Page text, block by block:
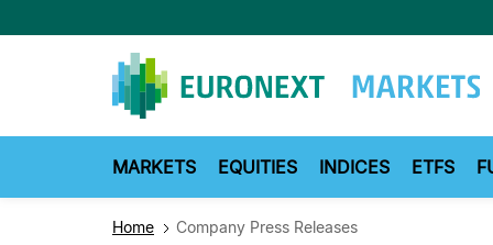
to
MARKETS EQUITIES INDICES ETFS
Home Company Press Releases